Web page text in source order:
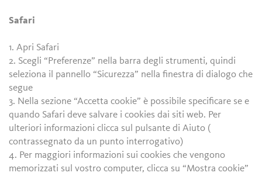
Safari
1. Apri Safari
2. Scegli “Preferenze” nella barra degli strumenti, quindi
seleziona il pannello “Sicurezza” nella finestra di dialogo che
segue
3. Nella sezione “Accetta cookie” è possibile specificare se e
quando Safari deve salvare i cookies dai siti web. Per
ulteriori informazioni clicca sul pulsante di Aiuto (
contrassegnato da un punto interrogativo)
4. Per maggiori informazioni sui cookies che vengono
memorizzati sul vostro computer, clicca su “Mostra cookie”